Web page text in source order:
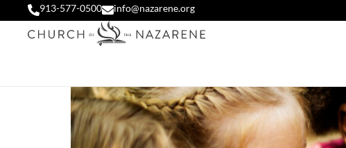
913-577-0500 info@nazarene.org